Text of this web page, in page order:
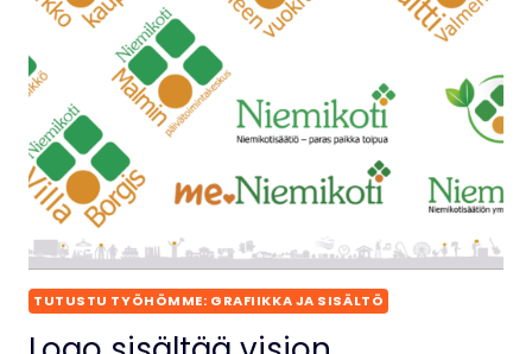
TUTUSTU TYÖHÖMME: GRAFIIKKA JA SISÄLTÖ